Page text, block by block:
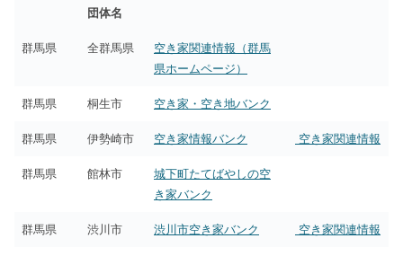
団体名
群馬県 全群馬県
空き家関連情報（群馬
県ホームページ）
群馬県 桐生市 空き家・空き地バンク
群馬県 伊勢崎市 空き家情報バンク 空き家関連情報
群馬県 館林市
城下町たてばやしの空
き家バンク
群馬県 渋川市 渋川市空き家バンク 空き家関連情報